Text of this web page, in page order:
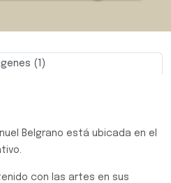
(1)
Belgrano está ubicada en el
con las artes en sus